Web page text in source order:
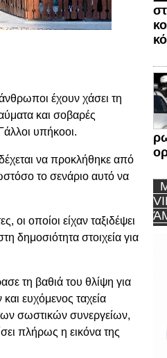
έχουν χάσει τη
και σοβαρές
υπήκοοι.
να προκλήθηκε από
το σενάριο αυτό να
οι οποίοι είχαν ταξιδέψει
δημοσιότητα στοιχεία για
τη βαθιά του θλίψη για
ευχόμενος ταχεία
σωστικών συνεργείων,
πλήρως η εικόνα της